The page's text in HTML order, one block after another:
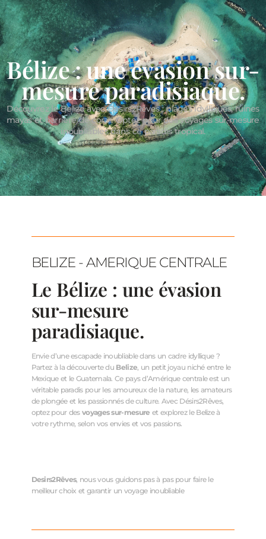
Bélize : une évasion sur-
mesure paradisiaque.
Découvrez le Belize avec Désirs2Rêves : plages idylliques, ruines
mayas et barrière de corail. Optez pour des voyages sur-mesure
inoubliables dans ce paradis tropical.
BELIZE - AMERIQUE CENTRALE
Le Bélize : une évasion
sur-mesure
paradisiaque.
Envie d’une escapade inoubliable dans un cadre idyllique ?
Partez à la découverte du Belize, un petit joyau niché entre le
Mexique et le Guatemala. Ce pays d’Amérique centrale est un
véritable paradis pour les amoureux de la nature, les amateurs
de plongée et les passionnés de culture. Avec Désirs2Rêves,
optez pour desvoyages sur-mesure et explorez le Belize à
votre rythme, selon vos envies et vos passions.
Desirs2Rêves, nous vous guidons pas à pas pour faire le
meilleur choix et garantir un voyage inoubliable